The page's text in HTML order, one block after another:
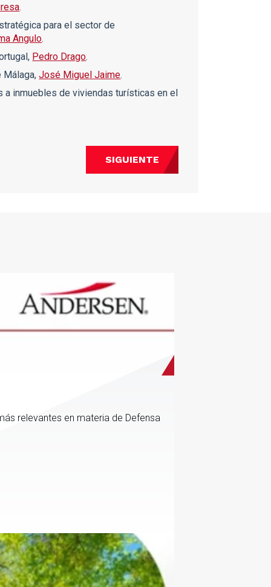
.
para el sector de
Angulo.
Pedro Drago.
Málaga,José Miguel Jaime.
inmuebles de viviendas turísticas en el
SIGUIENTE
relevantes en materia de Defensa